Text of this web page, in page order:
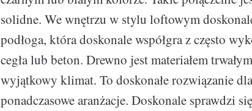
solidne. We wnętrzu w stylu loftowym
podłoga, która doskonale współgra z często
cegła lub beton. Drewno jest materiałem
wyjątkowy klimat. To doskonałe rozwiązanie
ponadczasowe aranżacje. Doskonale sprawdzi